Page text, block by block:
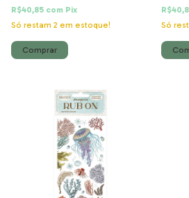
R$40,85 com Pix
Só restam 2 em estoque!
Só